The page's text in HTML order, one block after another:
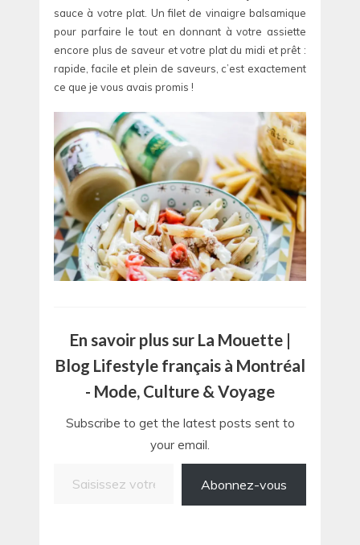
sauce à votre plat. Un filet de vinaigre balsamique
pour parfaire le tout en donnant à votre assiette
encore plus de saveur et votre plat du midi et prêt :
rapide, facile et plein de saveurs, c’est exactement
ce que je vous avais promis !
En savoir plus sur La Mouette |
Blog Lifestyle français à Montréal
- Mode, Culture & Voyage
Subscribe to get the latest posts sent to
your email.
Abonnez-vous